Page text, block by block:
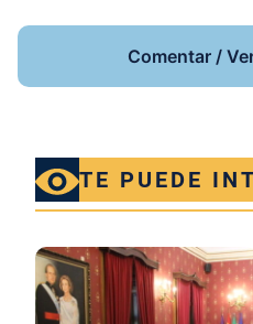
Comentar /
TE PUEDE